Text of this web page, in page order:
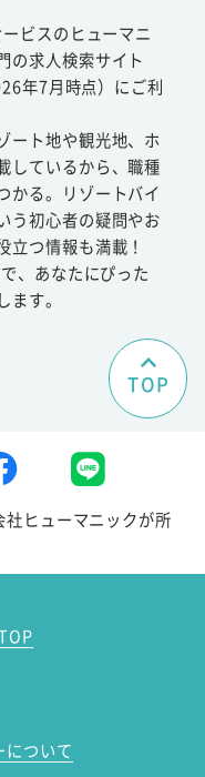
ビスのヒューマニ
の求人検索サイト
年7月時点）にご利
ート地や観光地、ホ
しているから、職種
かる。リゾートバイ
う初心者の疑問やお
立つ情報も満載！
、あなたにぴった
す。
TOP
社ヒューマニックが所
について